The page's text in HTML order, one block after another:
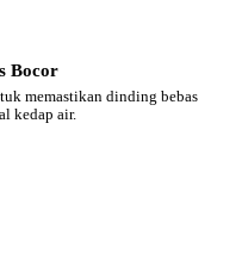
Bocor
memastikan dinding bebas
kedap air.